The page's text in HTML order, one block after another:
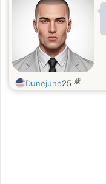
Dunejune25 歳